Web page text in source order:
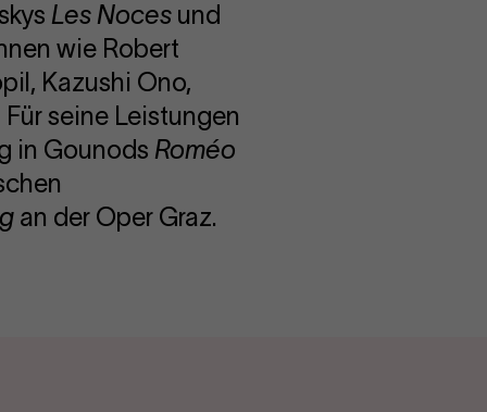
Les Noces und
wie Robert
Kazushi Ono,
seine Leistungen
in Gounods Roméo
an der Oper Graz.